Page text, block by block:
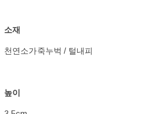
소재
천연소가죽누벅 / 털내피
높이